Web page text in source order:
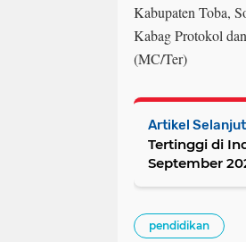
Kabupaten Toba,
Kabag Protokol
(MC/Ter)
Artikel
Tertinggi di
September
pendidikan